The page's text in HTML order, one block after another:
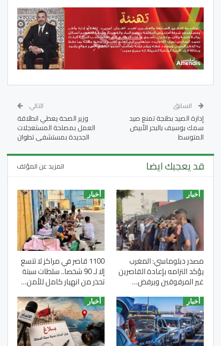
السابق
إدارة الصيد بطنجة تمنع صيد
سمك بوسيف بالبحر الأبيض
المتوسط
التالي
وزير الصحة يعطي انطلاقة
العمل بمصلحة المستعجلات
الجديدة بمستشفى تطوان
قد يعجبك ايضا المزيد عن المؤلف
أخبار
مصدر دبلوماسي: المغرب
يؤكد التزامه بإعادة القاصرين
غير المرفوقين ويرفض…
أخبار
1100 قاصر في مراكز لا تتسع
إلا لـ 90 شخصا.. سلطات سبتة
تحذر من انهيار كامل للأمن…
أخبار أخبار